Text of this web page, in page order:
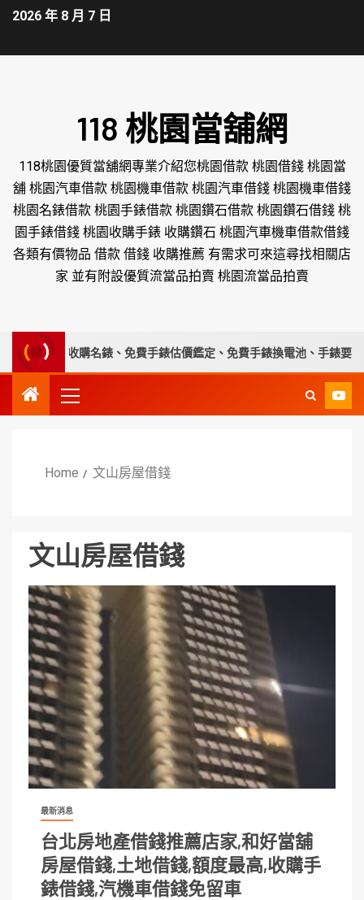
2026 年 8 月 7 日
118 桃園當舖網
118桃園優質當舖網專業介紹您桃園借款 桃園借錢 桃園當
舖 桃園汽車借款 桃園機車借款 桃園汽車借錢 桃園機車借錢
桃園名錶借款 桃園手錶借款 桃園鑽石借款 桃園鑽石借錢 桃
園手錶借錢 桃園收購手錶 收購鑽石 桃園汽車機車借款借錢
各類有價物品 借款 借錢 收購推薦 有需求可來這尋找相關店
家 並有附設優質流當品拍賣 桃園流當品拍賣
｜高價收購名錶、免費手錶估價鑑定、免費手錶換電池、手錶要賣請
Home 文山房屋借錢
文山房屋借錢
最新消息
台北房地產借錢推薦店家,和好當舖
房屋借錢,土地借錢,額度最高,收購手
錶借錢,汽機車借錢免留車